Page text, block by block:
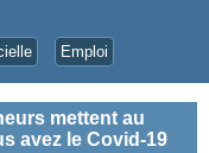
Emploi
mettent au
avez le Covid-19